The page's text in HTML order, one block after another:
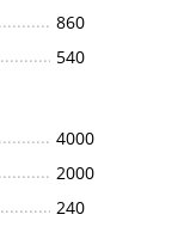
860
540
4000
2000
240